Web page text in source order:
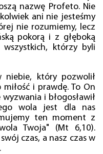
nazwę Profeto. Nie
ani nie jesteśmy
nie rozumiemy, lecz
pokorą i z głęboką
którzy byli
niebie, który pozwolił
i prawdę. To On
i błogosławił
wola jest dla nas
ten moment z
Twoja" (Mt 6,10).
czas, a nasz czas w